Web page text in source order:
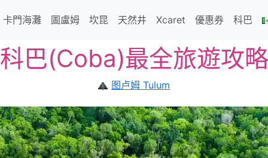
卡門海灘 圖盧姆 坎昆 天然井 Xcaret 優惠券 科巴
科巴(Coba)最全旅遊攻略
图卢姆 Tulum